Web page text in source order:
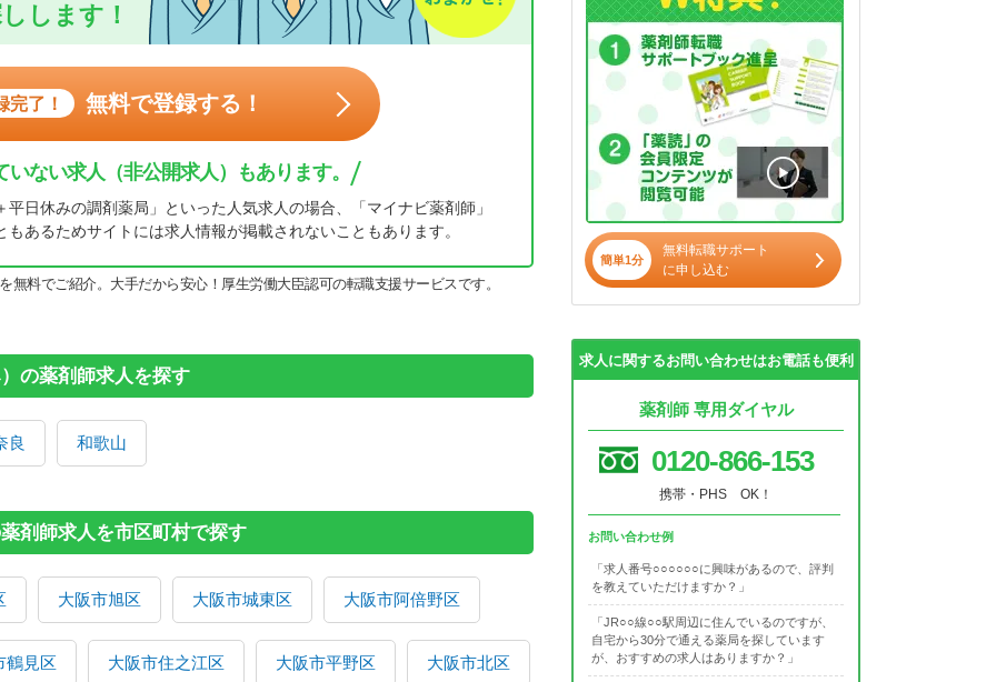
します！
完了！ 無料で登録する！
ない求人（非公開求人）もあります。
日休みの調剤薬局」といった人気求人の場合、「マイナビ薬剤師」
あるためサイトには求人情報が掲載されないこともあります。
料でご紹介。大手だから安心！厚生労働大臣認可の転職支援サービスです。
の薬剤師求人を探す
良 和歌山
剤師求人を市区町村で探す
大阪市旭区 大阪市城東区 大阪市阿倍野区
鶴見区 大阪市住之江区 大阪市平野区 大阪市北区
簡単1分
無料転職サポート
に申し込む
求人に関するお問い合わせはお電話も便利
薬剤師 専用ダイヤル
0120-866-153
携帯・PHS OK！
お問い合わせ例
「求人番号○○○○○○に興味があるので、評判
を教えていただけますか？」
「JR○○線○○駅周辺に住んでいるのですが、
自宅から30分で通える薬局を探しています
が、おすすめの求人はありますか？」